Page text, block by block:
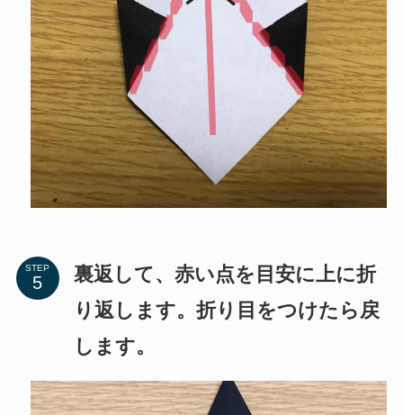
STEP
裏返して、赤い点を目安に上に折
り返します。折り目をつけたら戻
します。